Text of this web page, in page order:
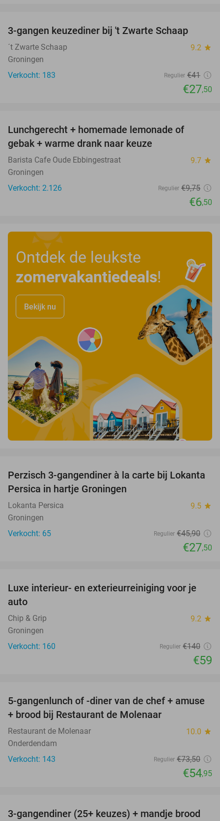
3-gangen keuzediner bij 't Zwarte Schaap
´t Zwarte Schaap 9.2 star
Groningen
Verkocht: 183
Regulier €41
€27,50
Lunchgerecht + homemade lemonade of
gebak + warme drank naar keuze
Barista Cafe Oude Ebbingestraat 9.7 star
Groningen
Verkocht: 2.126
Regulier €9,75
€6,50
Ontdek de leukste
zomervakantiedeals!
Bekijk nu
40%
Perzisch 3-gangendiner à la carte bij Lokanta
Persica in hartje Groningen
Lokanta Persica 9.5 star
Groningen
Verkocht: 65
Regulier €45,90
€27,50
58%
Luxe interieur- en exterieurreiniging voor je
auto
Chip & Grip 9.2 star
Groningen
Verkocht: 160
Regulier €140
€59
25%
5-gangenlunch of -diner van de chef + amuse
+ brood bij Restaurant de Molenaar
Restaurant de Molenaar 10.0 star
Onderdendam
Verkocht: 143
Regulier €73,50
€54,95
49%
3-gangendiner (25+ keuzes) + mandje brood